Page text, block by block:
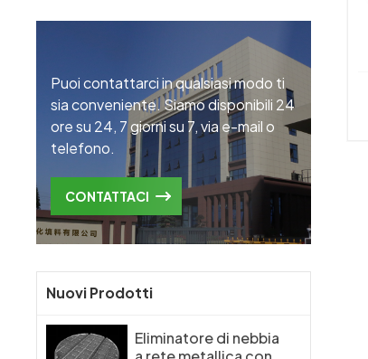
Puoi contattarci in qualsiasi modo ti
sia conveniente. Siamo disponibili 24
ore su 24, 7 giorni su 7, via e-mail o
telefono.
CONTATTACI
Nuovi Prodotti
Eliminatore di nebbia